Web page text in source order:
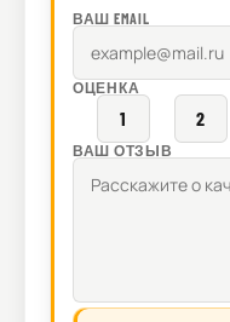
ВАШ EMAIL
ОЦЕНКА
1 2
ВАШ ОТЗЫВ